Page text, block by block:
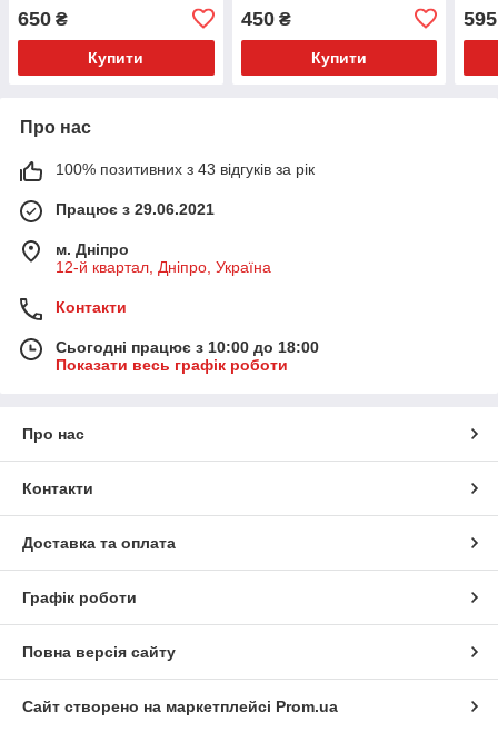
650 ₴
Купити
450₴
Купити
595
Про нас
100% позитивних з 43 відгуків за рік
Працює з 29.06.2021
м. Дніпро
12-й квартал, Дніпро, Україна
Контакти
Сьогодні працює з 10:00 до 18:00
Показати весь графік роботи
Про нас
Контакти
Доставка та оплата
Графік роботи
Повна версія сайту
Сайт створено на маркетплейсі Prom.ua